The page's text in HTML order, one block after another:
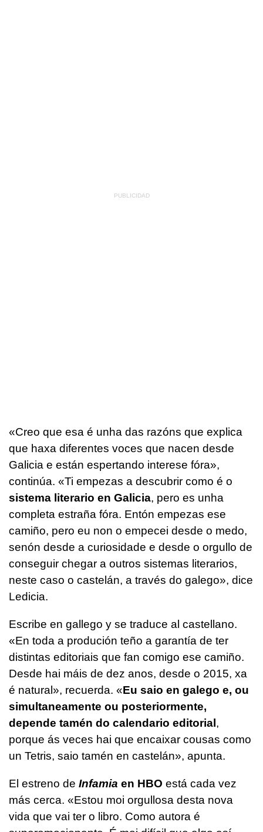
«Creo que esa é unha das razóns que explica
que haxa diferentes voces que nacen desde
Galicia e están espertando interese fóra»,
continúa. «Ti empezas a descubrir como é o
sistema literario en Galicia, pero es unha
completa estraña fóra. Entón empezas ese
camiño, pero eu non o empecei desde o medo,
senón desde a curiosidade e desde o orgullo de
conseguir chegar a outros sistemas literarios,
neste caso o castelán, a través do galego», dice
Ledicia.
Escribe en gallego y se traduce al castellano.
«En toda a produción teño a garantía de ter
distintas editoriais que fan comigo ese camiño.
Desde hai máis de dez anos, desde o 2015, xa
é natural», recuerda. «Eu saio en galego e, ou
simultaneamente ou posteriormente,
depende tamén do calendario editorial ,
porque ás veces hai que encaixar cousas como
un Tetris, saio tamén en castelán», apunta.
El estreno de Infamia en HBO está cada vez
más cerca. «Estou moi orgullosa desta nova
vida que vai ter o libro. Como autora é